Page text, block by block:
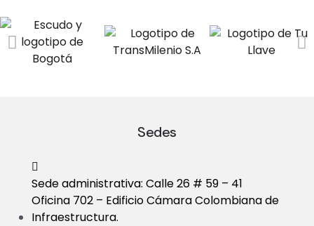
Sedes
Sede administrativa: Calle 26 # 59 – 41
Oficina 702 – Edificio Cámara Colombiana de
Infraestructura.